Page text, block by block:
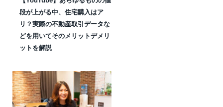
段が上がる中、住宅購入はア
リ？実際の不動産取引データな
どを用いてそのメリットデメリ
ットを解説